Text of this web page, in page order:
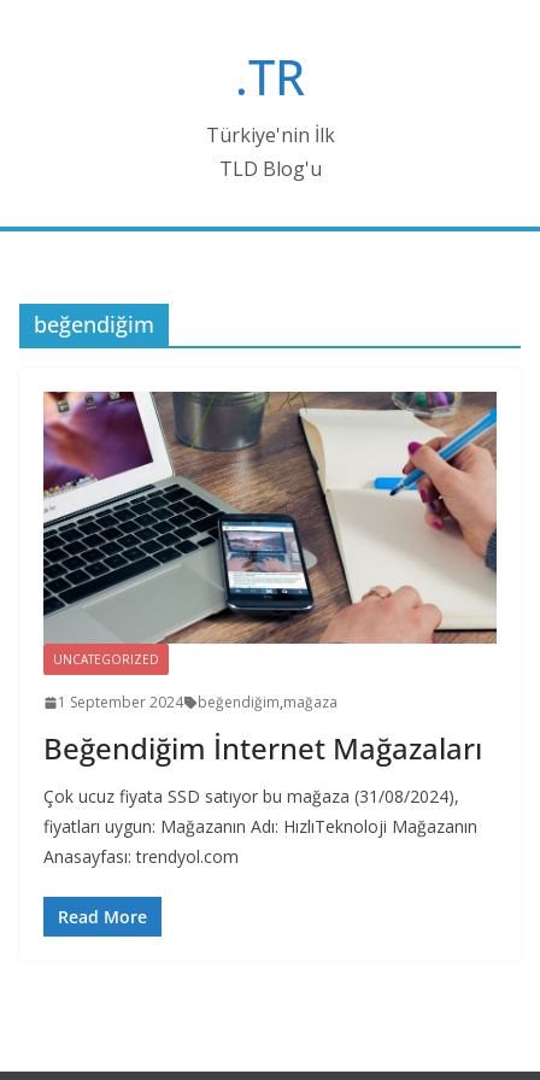
.TR
Türkiye'nin İlk
TLD Blog'u
beğendiğim
UNCATEGORIZED
1 September 2024 beğendiğim,mağaza
Beğendiğim İnternet Mağazaları
Çok ucuz fiyata SSD satıyor bu mağaza (31/08/2024),
fiyatları uygun: Mağazanın Adı: HızlıTeknoloji Mağazanın
Anasayfası: trendyol.com
Read More